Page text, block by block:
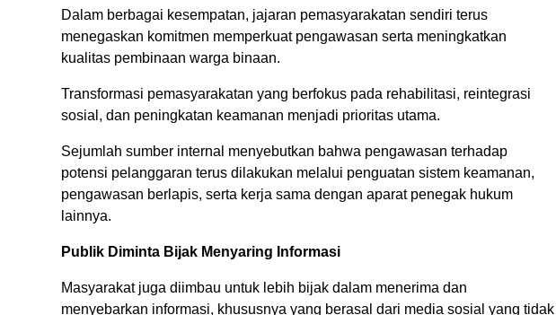
Dalam berbagai kesempatan, jajaran pemasyarakatan sendiri terus
menegaskan komitmen memperkuat pengawasan serta meningkatkan
kualitas pembinaan warga binaan.
Transformasi pemasyarakatan yang berfokus pada rehabilitasi, reintegrasi
sosial, dan peningkatan keamanan menjadi prioritas utama.
Sejumlah sumber internal menyebutkan bahwa pengawasan terhadap
potensi pelanggaran terus dilakukan melalui penguatan sistem keamanan,
pengawasan berlapis, serta kerja sama dengan aparat penegak hukum
lainnya.
Publik Diminta Bijak Menyaring Informasi
Masyarakat juga diimbau untuk lebih bijak dalam menerima dan
menyebarkan informasi, khususnya yang berasal dari media sosial yang tidak